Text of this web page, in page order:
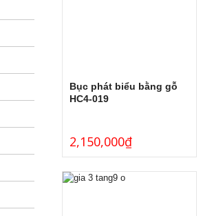
Bục phát biểu bằng gỗ
HC4-019
2,150,000₫